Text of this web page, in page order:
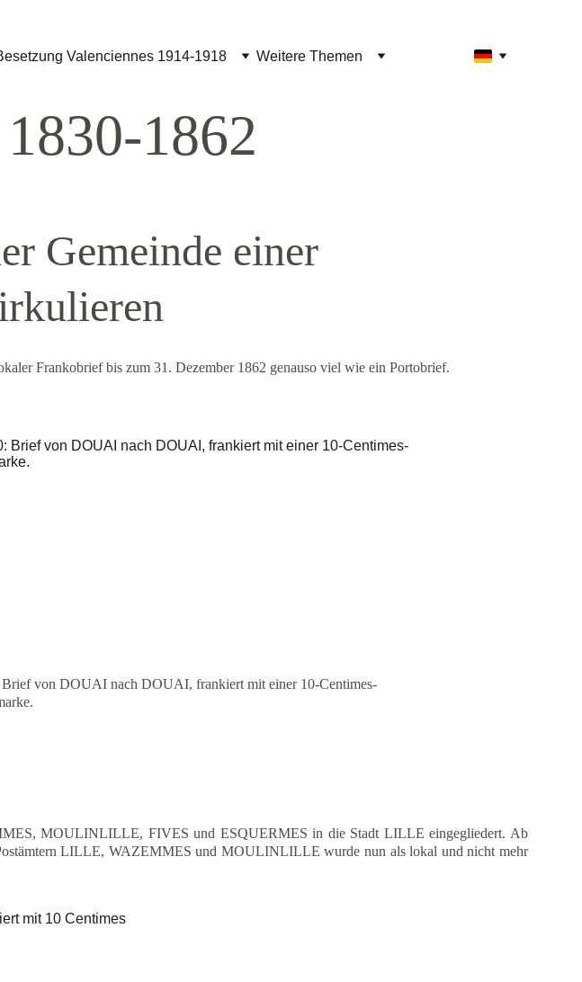
Valenciennes 1914-1918 Weitere Themen
1862
Gemeinde einer
Frankobrief bis zum 31. Dezember 1862 genauso viel wie ein Portobrief.
Brief von DOUAI nach DOUAI, frankiert mit einer 10-Centimes-
MOULINLILLE, FIVES und ESQUERMES in die Stadt LILLE eingegliedert. Ab
LILLE, WAZEMMES und MOULINLILLE wurde nun als lokal und nicht mehr